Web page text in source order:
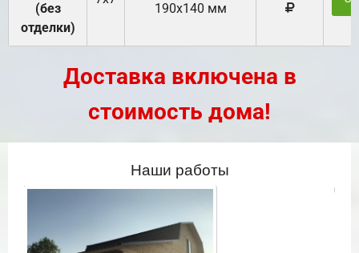
(без
отделки)
190х140 мм
Доставка включена в
стоимость дома!
Наши работы